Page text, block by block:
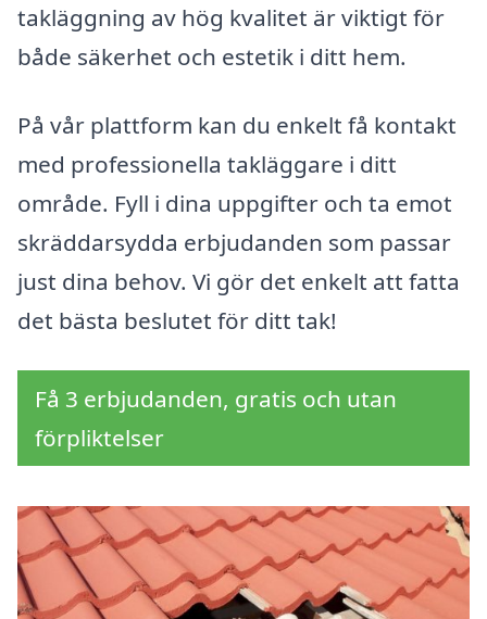
takläggning av hög kvalitet är viktigt för
både säkerhet och estetik i ditt hem.
På vår plattform kan du enkelt få kontakt
med professionella takläggare i ditt
område. Fyll i dina uppgifter och ta emot
skräddarsydda erbjudanden som passar
just dina behov. Vi gör det enkelt att fatta
det bästa beslutet för ditt tak!
Få 3 erbjudanden, gratis och utan
förpliktelser